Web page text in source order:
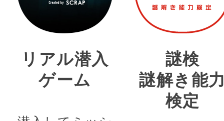
リアル潜入
ゲーム
謎検
謎解き能
検定